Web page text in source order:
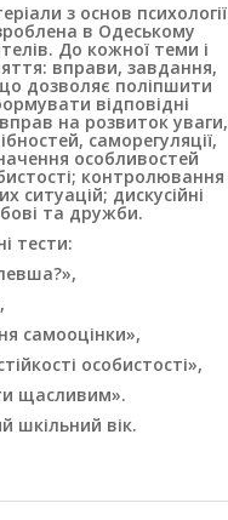
з основ психології
в Одеському
До кожної теми і
вправи, завдання,
що дозволяє поліпшити
відповідні
на розвиток уваги,
саморегуляції,
особливостей
контролювання
ситуацій; дискусійні
та дружби.
тести:
самооцінки»,
особистості»,
щасливим».
шкільний вік.